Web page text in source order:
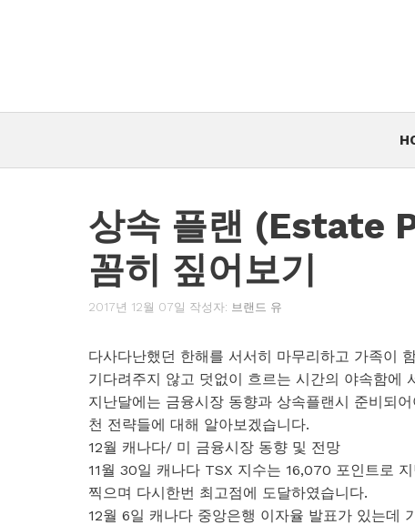
기
상속 플랜 (Estate
꼼히 짚어보기
2017년 12월 07일 작성자: 브랜드 유
다사다난했던 한해를 서서히 마무리하고 가족이
기다려주지 않고 덧없이 흐르는 시간의 야속함에
지난달에는 금융시장 동향과 상속플랜시 준비되
천 전략들에 대해 알아보겠습니다.
12월 캐나다/ 미 금융시장 동향 및 전망
11월 30일 캐나다 TSX 지수는 16,070 포인트로
찍으며 다시한번 최고점에 도달하였습니다.
12월 6일 캐나다 중앙은행 이자율 발표가 있는데